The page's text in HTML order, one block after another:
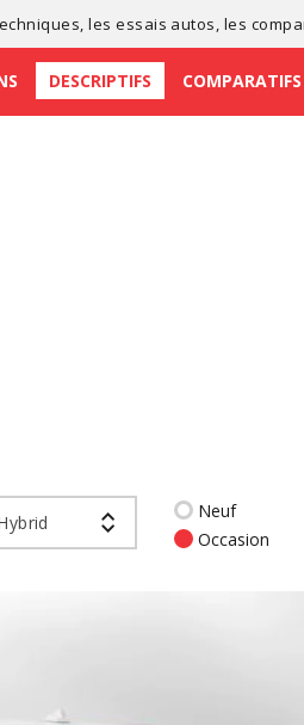
, lesessais autos , les
DESCRIPTIFS COMPARATIFS
Neuf
Occasion